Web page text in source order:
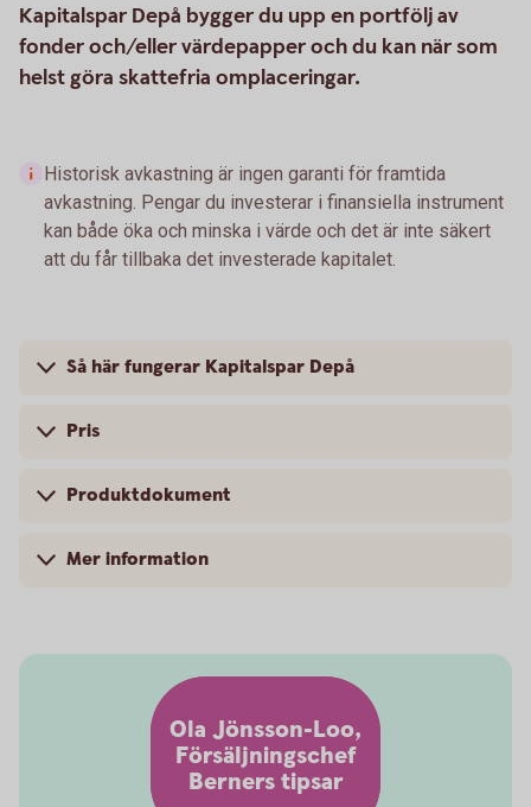
Kapitalspar Depå bygger du upp en portfölj av
fonder och/eller värdepapper och du kan när som
helst göra skattefria omplaceringar.
Historisk avkastning är ingen garanti för framtida
avkastning. Pengar du investerar i finansiella instrument
kan både öka och minska i värde och det är inte säkert
att du får tillbaka det investerade kapitalet.
Så här fungerar Kapitalspar Depå
Pris
Produktdokument
Mer information
Ola Jönsson-Loo,
Försäljningschef
Berners tipsar